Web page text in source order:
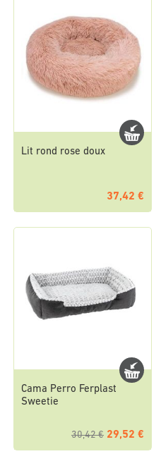
Lit rond rose doux
37,42 €
Cama Perro Ferplast
Sweetie
30,42 € 29,52 €